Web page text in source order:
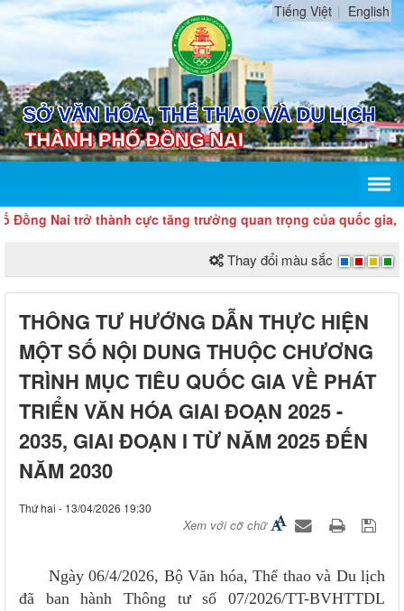
Tiếng Việt English
Nai trở thành cực tăng trưởng quan trọng của quốc gia,
Thay đổi màu sắc
THÔNG TƯ HƯỚNG DẪN THỰC HIỆN
MỘT SỐ NỘI DUNG THUỘC CHƯƠNG
TRÌNH MỤC TIÊU QUỐC GIA VỀ PHÁT
TRIỂN VĂN HÓA GIAI ĐOẠN 2025 -
2035, GIAI ĐOẠN I TỪ NĂM 2025 ĐẾN
NĂM 2030
Thứ hai - 13/04/2026 19:30
Xem với cỡ chữ
Ngày 06/4/2026, Bộ Văn hóa, Thể thao và Du lịch
đã ban hành Thông tư số 07/2026/TT-BVHTTDL